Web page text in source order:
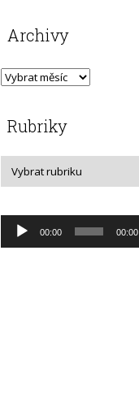
Archivy
Rubriky
Audio
přehrávač
00:00 00:00